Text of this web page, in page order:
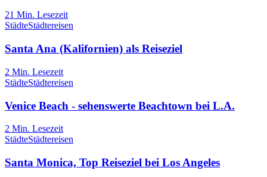
21 Min. Lesezeit
StädteStädtereisen
Santa Ana (Kalifornien) als Reiseziel
2 Min. Lesezeit
StädteStädtereisen
Venice Beach - sehenswerte Beachtown bei L.A.
2 Min. Lesezeit
StädteStädtereisen
Santa Monica, Top Reiseziel bei Los Angeles